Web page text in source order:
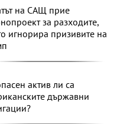
на САЩ прие
за разходите,
игнорира призивите на
актив ли са
държавни